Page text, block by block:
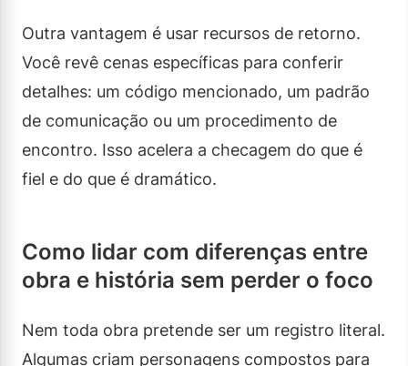
Outra vantagem é usar recursos de retorno.
Você revê cenas específicas para conferir
detalhes: um código mencionado, um padrão
de comunicação ou um procedimento de
encontro. Isso acelera a checagem do que é
fiel e do que é dramático.
Como lidar com diferenças entre
obra e história sem perder o foco
Nem toda obra pretende ser um registro literal.
Algumas criam personagens compostos para